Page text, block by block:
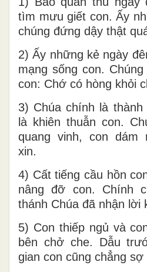
tìm mưu giết con. Ấy
chúng đứng dậy thật
2) Ấy những kẻ ngày
mạng sống con.
con: Chớ có hòng khỏi
3) Chúa chính là
là khiên thuẫn con.
quang vinh, con dám
xin.
4) Cất tiếng cầu hồn
nâng đỡ con. Chính
thánh Chúa đã nhận lời
5) Con thiếp ngủ và
bên chở che. Dẫu
gian con cũng chẳng sợ